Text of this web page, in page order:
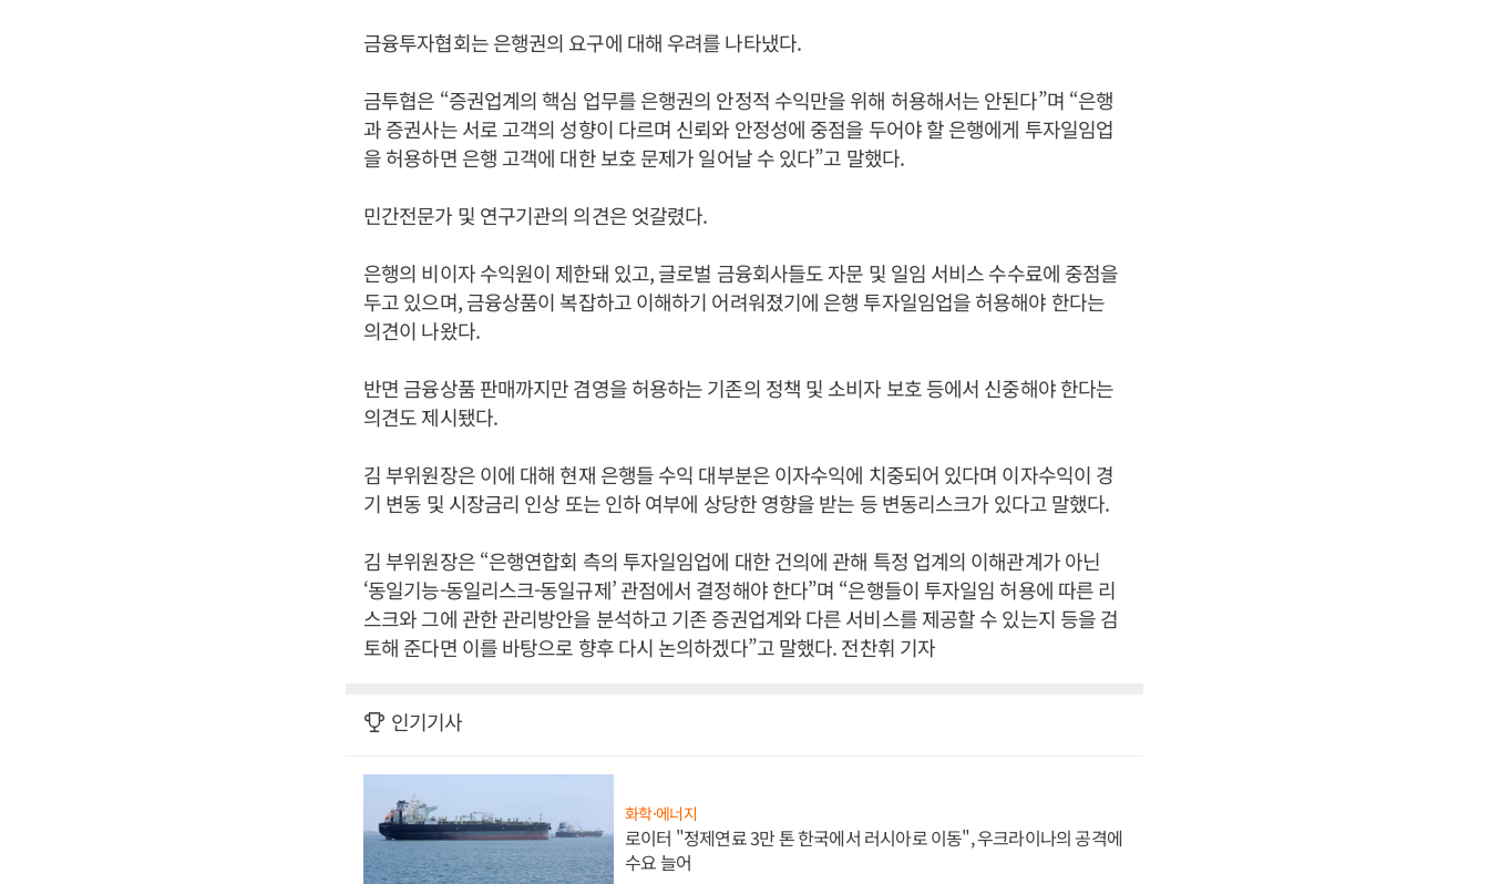
금융투자협회는 은행권의 요구에 대해 우려를 나타냈다.
금투협은 “증권업계의 핵심 업무를 은행권의 안정적 수익만을 위해 허용해서는 안된다”며 “은행
과 증권사는 서로 고객의 성향이 다르며 신뢰와 안정성에 중점을 두어야 할 은행에게 투자일임업
을 허용하면 은행 고객에 대한 보호 문제가 일어날 수 있다”고 말했다.
민간전문가 및 연구기관의 의견은 엇갈렸다.
은행의 비이자 수익원이 제한돼 있고, 글로벌 금융회사들도 자문 및 일임 서비스 수수료에 중점을
두고 있으며, 금융상품이 복잡하고 이해하기 어려워졌기에 은행 투자일임업을 허용해야 한다는
의견이 나왔다.
반면 금융상품 판매까지만 겸영을 허용하는 기존의 정책 및 소비자 보호 등에서 신중해야 한다는
의견도 제시됐다.
김 부위원장은 이에 대해 현재 은행들 수익 대부분은 이자수익에 치중되어 있다며 이자수익이 경
기 변동 및 시장금리 인상 또는 인하 여부에 상당한 영향을 받는 등 변동리스크가 있다고 말했다.
김 부위원장은 “은행연합회 측의 투자일임업에 대한 건의에 관해 특정 업계의 이해관계가 아닌
‘동일기능-동일리스크-동일규제’ 관점에서 결정해야 한다”며 “은행들이 투자일임 허용에 따른 리
스크와 그에 관한 관리방안을 분석하고 기존 증권업계와 다른 서비스를 제공할 수 있는지 등을 검
토해 준다면 이를 바탕으로 향후 다시 논의하겠다”고 말했다. 전찬휘 기자
인기기사
화학·에너지
로이터 "정제연료 3만 톤 한국에서 러시아로 이동", 우크라이나의 공격에
수요 늘어